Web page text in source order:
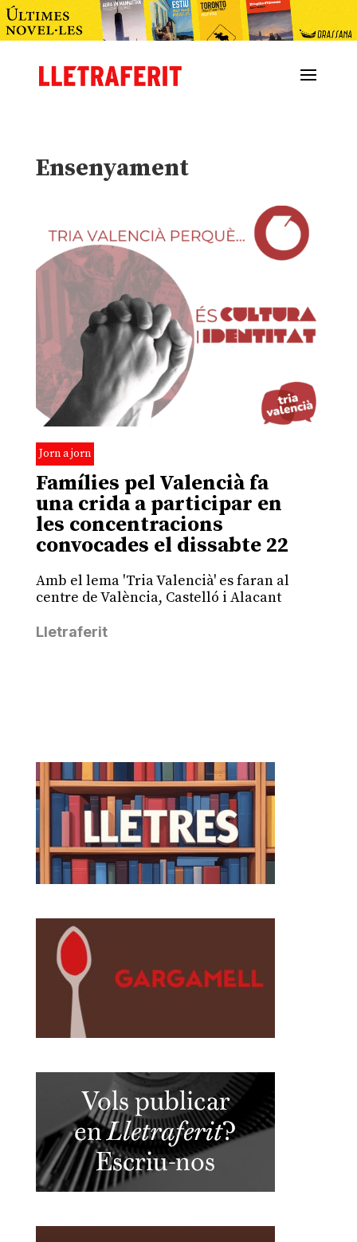
Ensenyament
Jorn a jorn
Famílies pel Valencià fa
una crida a participar en
les concentracions
convocades el dissabte 22
Amb el lema 'Tria Valencià' es faran al
centre de València, Castelló i Alacant
Lletraferit